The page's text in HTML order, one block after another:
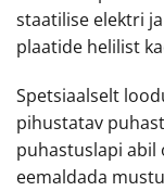
staatilise elektri
plaatide helilist
Spetsiaalselt
pihustatav
puhastuslapi
eemaldada